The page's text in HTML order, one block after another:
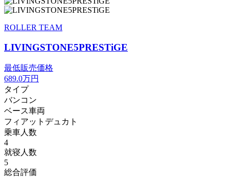
ROLLER TEAM
LIVINGSTONE5PRESTiGE
最低販売価格
689.0万円
タイプ
バンコン
ベース車両
フィアットデュカト
乗車人数
4
就寝人数
5
総合評価